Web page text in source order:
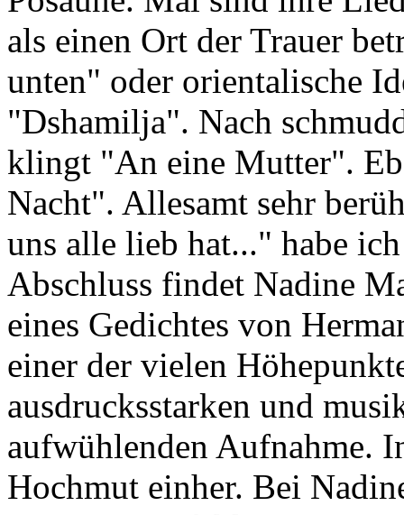
als einen Ort der Trauer
unten" oder orientalische
"Dshamilja". Nach
klingt "An eine Mutter".
Nacht". Allesamt sehr
uns alle lieb hat..." habe
Abschluss findet Nadine
eines Gedichtes von
einer der vielen
ausdrucksstarken und
aufwühlenden Aufnahme.
Hochmut einher. Bei